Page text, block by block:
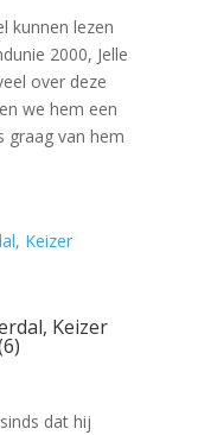
kunnen lezen
2000, Jelle
over deze
we hem een
graag van hem
Keizer
dat hij